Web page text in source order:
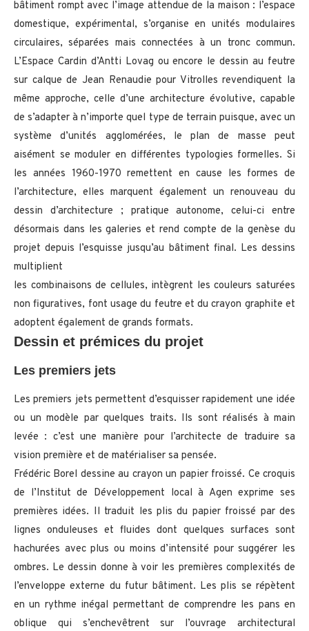
bâtiment rompt avec l’image attendue de la maison : l’espace
domestique, expérimental, s’organise en unités modulaires
circulaires, séparées mais connectées à un tronc commun.
L’Espace Cardin d’Antti Lovag ou encore le dessin au feutre
sur calque de Jean Renaudie pour Vitrolles revendiquent la
même approche, celle d’une architecture évolutive, capable
de s’adapter à n’importe quel type de terrain puisque, avec un
système d’unités agglomérées, le plan de masse peut
aisément se moduler en différentes typologies formelles. Si
les années 1960-1970 remettent en cause les formes de
l’architecture, elles marquent également un renouveau du
dessin d’architecture ; pratique autonome, celui-ci entre
désormais dans les galeries et rend compte de la genèse du
projet depuis l’esquisse jusqu’au bâtiment final. Les dessins
multiplient
les combinaisons de cellules, intègrent les couleurs saturées
non figuratives, font usage du feutre et du crayon graphite et
adoptent également de grands formats.
Dessin et prémices du projet
Les premiers jets
Les premiers jets permettent d’esquisser rapidement une idée
ou un modèle par quelques traits. Ils sont réalisés à main
levée : c’est une manière pour l’architecte de traduire sa
vision première et de matérialiser sa pensée.
Frédéric Borel dessine au crayon un papier froissé. Ce croquis
de l’Institut de Développement local à Agen exprime ses
premières idées. Il traduit les plis du papier froissé par des
lignes onduleuses et fluides dont quelques surfaces sont
hachurées avec plus ou moins d’intensité pour suggérer les
ombres. Le dessin donne à voir les premières complexités de
l’enveloppe externe du futur bâtiment. Les plis se répètent
en un rythme inégal permettant de comprendre les pans en
oblique qui s’enchevêtrent sur l’ouvrage architectural